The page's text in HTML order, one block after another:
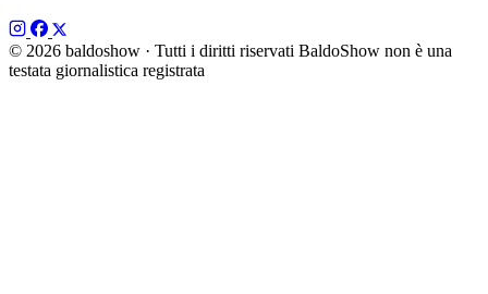
© 2026 baldoshow · Tutti i diritti riservati BaldoShow non è una
testata giornalistica registrata